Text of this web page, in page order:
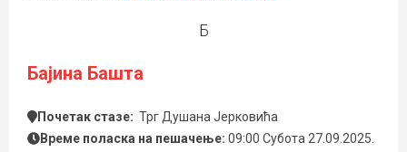
Б
Бајина Башта
Почетак стазе: Трг Душана Јерковића
Време поласка на пешачење: 09:00 Субота 27.09.2025.